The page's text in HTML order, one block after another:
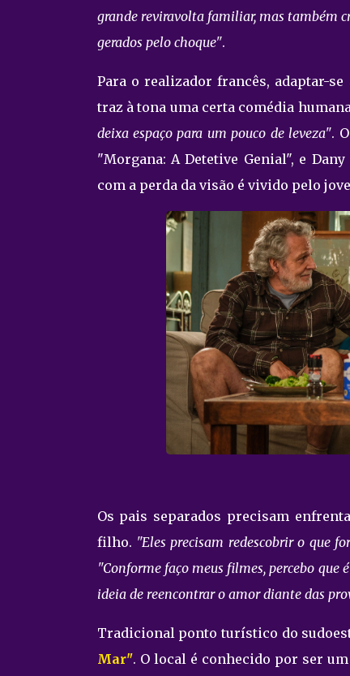
grande reviravolta familiar, mas também
gerados pelo choque".
Para o realizador francês, adaptar-
traz à tona uma certa comédia
deixa espaço para um pouco de leveza".
"Morgana: A Detetive Genial", e
com a perda da visão é vivido pelo
Os pais separados precisam
filho. "Eles precisam redescobrir o que
"Conforme faço meus filmes, percebo
ideia de reencontrar o amor diante das
Tradicional ponto turístico do
Mar". O local é conhecido por ser